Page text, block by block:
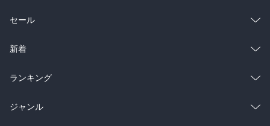
総合
ラノベ
雑誌・グラビア
BL・TL
セール
総合
ラノベ
雑誌・グラビア
新着
総合
ラノベ
ランキング
総合
ジャンル